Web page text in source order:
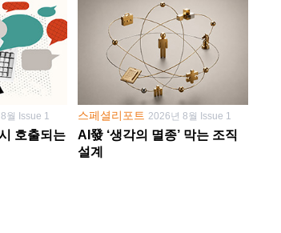
월 Issue 1
호출되는
스페셜리포트 2026년 8월 Issue 1
AI發 ‘생각의 멸종’ 막는 조직
설계